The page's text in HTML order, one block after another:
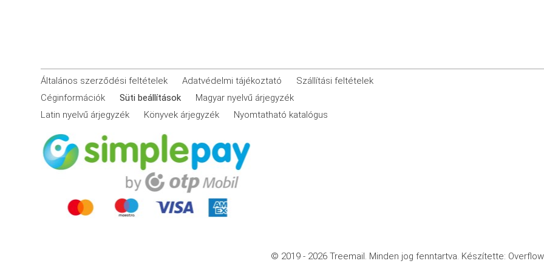
Általános szerződési feltételek Adatvédelmi tájékoztató
Szállítási feltételek
Céginformációk
Süti beállítások
Magyar nyelvű árjegyzék
Latin nyelvű árjegyzék
Könyvek árjegyzék Nyomtatható katalógus
© 2019 - 2026 Treemail. Minden jog fenntartva. Készítette: